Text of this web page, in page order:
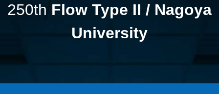
250th Flow Type II / Nagoya
University